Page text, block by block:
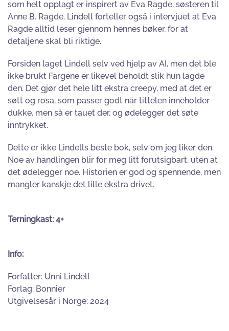
som helt opplagt er inspirert av Eva Ragde, søsteren til
Anne B. Ragde. Lindell forteller også i intervjuet at Eva
Ragde alltid leser gjennom hennes bøker, for at
detaljene skal bli riktige.
Forsiden laget Lindell selv ved hjelp av AI, men det ble
ikke brukt Fargene er likevel beholdt slik hun lagde
den. Det gjør det hele litt ekstra creepy, med at det er
søtt og rosa, som passer godt når tittelen inneholder
dukke, men så er tauet der, og ødelegger det søte
inntrykket.
Dette er ikke Lindells beste bok, selv om jeg liker den.
Noe av handlingen blir for meg litt forutsigbart, uten at
det ødelegger noe. Historien er god og spennende, men
mangler kanskje det lille ekstra drivet.
Terningkast: 4+
Info:
Forfatter: Unni Lindell
Forlag: Bonnier
Utgivelsesår i Norge: 2024